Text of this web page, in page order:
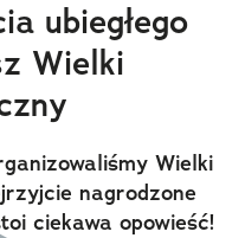
ubiegłego
Wielki
Wielki
nagrodzone
ciekawa opowieść!